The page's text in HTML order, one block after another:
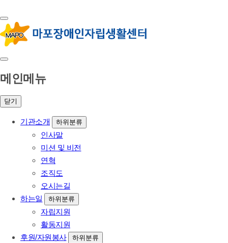
메인메뉴
닫기
기관소개 하위분류
인사말
미션 및 비전
연혁
조직도
오시는길
하는일
하위분류
자립지원
활동지원
후원/자원봉사
하위분류